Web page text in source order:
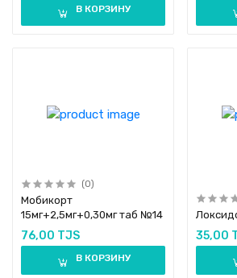
В КОРЗИНУ
(0)
Мобикорт
15мг+2,5мг+0,30мг таб №14
76,00 TJS
В КОРЗИНУ
35,00